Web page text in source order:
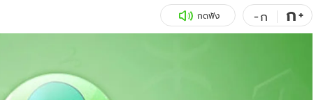
สุขภาพ
เที่ยว-กิน
ดูทีวี
WeTV
กดฟัง -ก ก+